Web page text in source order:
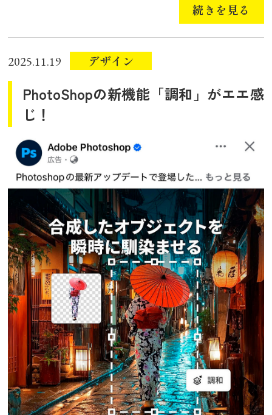
続きを見る
2025.11.19 デザイン
PhotoShopの新機能「調和」がエエ感
じ！